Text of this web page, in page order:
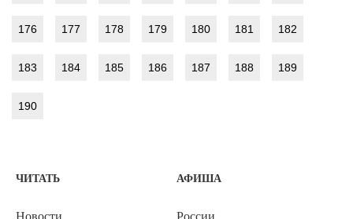
176 177 178 179 180 181 182
183 184 185 186 187 188 189
190
ЧИТАТЬ
Новости
АФИША
России